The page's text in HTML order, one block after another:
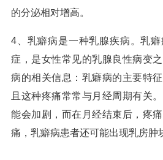
的分泌相对增高。
4、乳癖病是一种乳腺疾病。乳
症，是女性常见的乳腺良性病变
病的相关信息：乳癖病的主要特
且这种疼痛常常与月经周期有关
能会加剧，而在月经结束后，疼
痛，乳癖病患者还可能出现乳房肿